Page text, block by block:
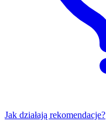
Jak działają rekomendacje?